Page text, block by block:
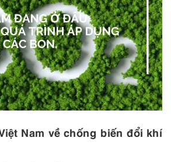
Nam về chống biến đổi khí